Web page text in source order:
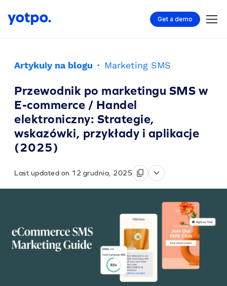
Get a demo
Artykuły na blogu · Marketing SMS
Przewodnik po marketingu SMS w
E-commerce / Handel
elektroniczny: Strategie,
wskazówki, przykłady i aplikacje
(2025)
Last updated on 12 grudnia, 2025